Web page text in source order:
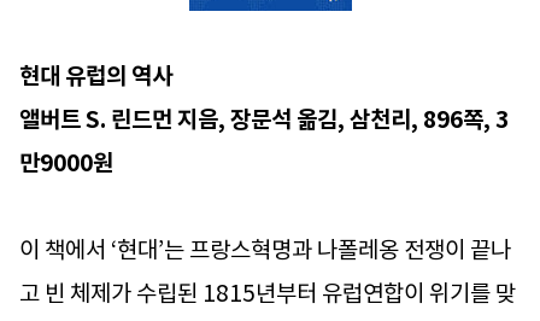
현대 유럽의 역사
앨버트 S. 린드먼 지음, 장문석 옮김, 삼천리, 896쪽, 3
만9000원
이 책에서 ‘현대’는 프랑스혁명과 나폴레옹 전쟁이 끝나
고 빈 체제가 수립된 1815년부터 유럽연합이 위기를 맞